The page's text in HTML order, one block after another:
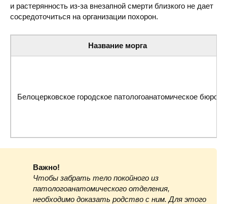
и растерянность из-за внезапной смерти близкого не дает
сосредоточиться на организации похорон.
Название морга
Белоцерковское городское патологоанатомическое бюро
Важно!
Чтобы забрать тело покойного из
патологоанатомического отделения,
необходимо доказать родство с ним. Для этого